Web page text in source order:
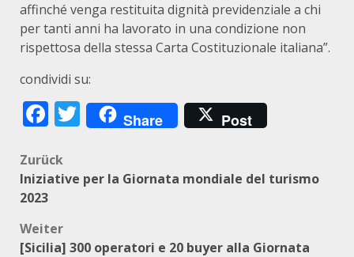
affinché venga restituita dignità previdenziale a chi
per tanti anni ha lavorato in una condizione non
rispettosa della stessa Carta Costituzionale italiana”.
condividi su:
Facebook
Twitter
Share Post
Beitragsnavigation
Zurück
Iniziative per la Giornata mondiale del turismo
2023
Weiter
[Sicilia] 300 operatori e 20 buyer alla Giornata